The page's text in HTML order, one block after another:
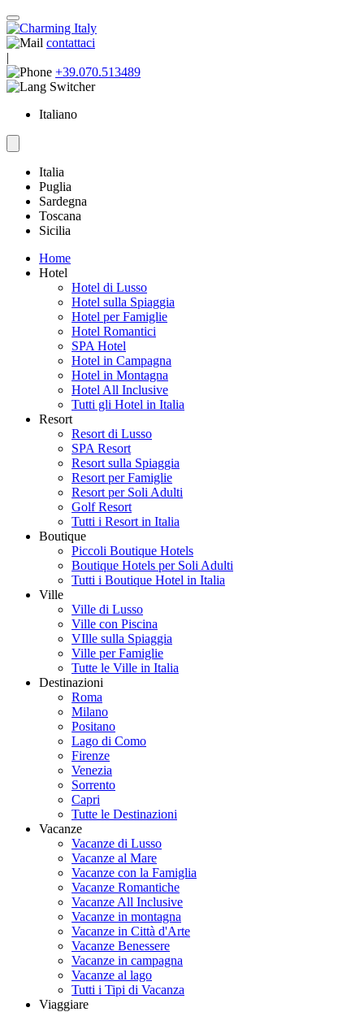
contattaci
|
+39.070.513489
Italiano
Italia
Puglia
Sardegna
Toscana
Sicilia
Home
Hotel
Hotel di Lusso
Hotel sulla Spiaggia
Hotel per Famiglie
Hotel Romantici
SPA Hotel
Hotel in Campagna
Hotel in Montagna
Hotel All Inclusive
Tutti gli Hotel in Italia
Resort
Resort di Lusso
SPA Resort
Resort sulla Spiaggia
Resort per Famiglie
Resort per Soli Adulti
Golf Resort
Tutti i Resort in Italia
Boutique
Piccoli Boutique Hotels
Boutique Hotels per Soli Adulti
Tutti i Boutique Hotel in Italia
Ville
Ville di Lusso
Ville con Piscina
VIlle sulla Spiaggia
Ville per Famiglie
Tutte le Ville in Italia
Destinazioni
Roma
Milano
Positano
Lago di Como
Firenze
Venezia
Sorrento
Capri
Tutte le Destinazioni
Vacanze
Vacanze di Lusso
Vacanze al Mare
Vacanze con la Famiglia
Vacanze Romantiche
Vacanze All Inclusive
Vacanze in montagna
Vacanze in Città d'Arte
Vacanze Benessere
Vacanze in campagna
Vacanze al lago
Tutti i Tipi di Vacanza
Viaggiare